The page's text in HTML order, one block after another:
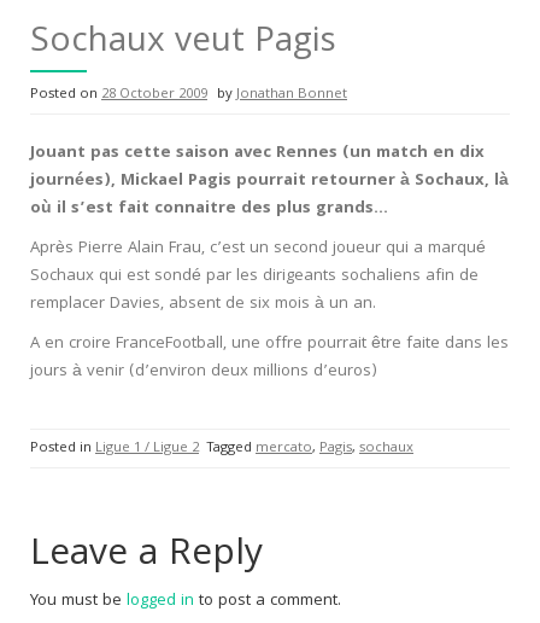
Sochaux veut Pagis
Posted on 28 October 2009 byJonathan Bonnet
Jouant pas cette saison avec Rennes (un match en dix
journées), Mickael Pagis pourrait retourner à Sochaux, là
où il s’est fait connaitre des plus grands…
Après Pierre Alain Frau, c’est un second joueur qui a marqué
Sochaux qui est sondé par les dirigeants sochaliens afin de
remplacer Davies, absent de six mois à un an.
A en croire FranceFootball, une offre pourrait être faite dans les
jours à venir (d’environ deux millions d’euros)
Posted in Ligue 1 / Ligue 2 Tagged mercato, Pagis, sochaux
Leave a Reply
You must be logged in to post a comment.